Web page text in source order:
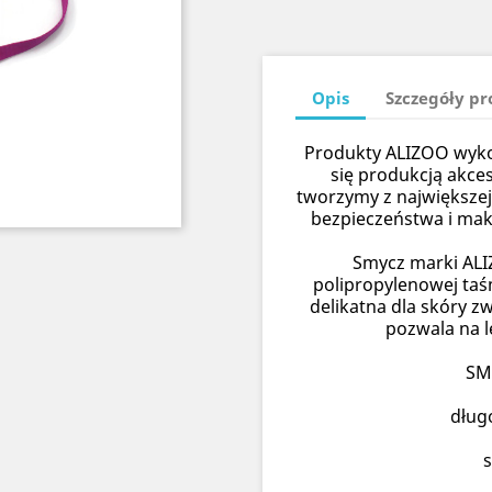
Opis Szczegóły
Produkty ALIZOO
się produkcją
tworzymy z
bezpieczeństwa i
Smycz marki
polipropylenowej
delikatna dla skóry
pozwala na